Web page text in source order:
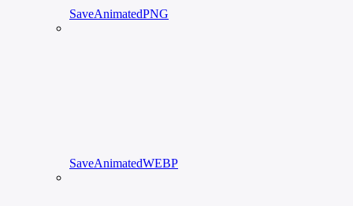
SaveAnimatedPNG
SaveAnimatedWEBP